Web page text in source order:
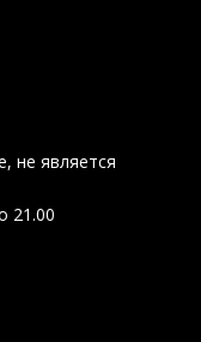
не является
21.00